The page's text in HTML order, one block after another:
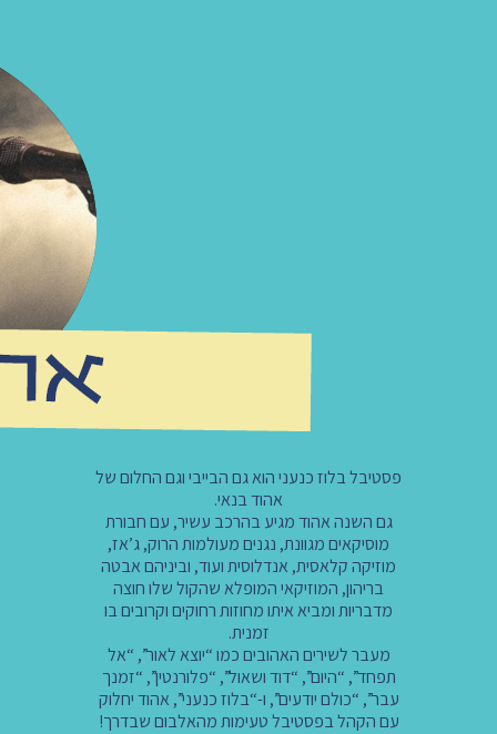
פסטיבל בלוז כנעני הוא גם הבייבי וגם החלום של
אהוד בנאי.
גם השנה אהוד מגיע בהרכב עשיר, עם חבורת
מוסיקאים מגוונת, נגנים מעולמות הרוק, ג’אז,
מוזיקה קלאסית, אנדלוסית ועוד, וביניהם אבטה
בריהון, המוזיקאי המופלא שהקול שלו חוצה
מדבריות ומביא איתו מחוזות רחוקים וקרובים בו
זמנית.
מעבר לשירים האהובים כמו “יוצא לאור”, “אל
תפחד”, “היום”, “דוד ושאול”, “פלורנטין”, “זמנך
עבר”, “כולם יודעים”, ו-“בלוז כנעני”, אהוד יחלוק
עם הקהל בפסטיבל טעימות מהאלבום שבדרך!